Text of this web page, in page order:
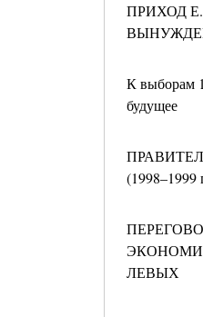
ПРИХОД
К выборам
будущее
(1998–1999
ЛЕВЫХ